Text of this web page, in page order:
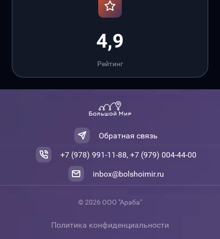
4,9
Рейтинг
Обратная связь
+7 (978) 991-11-88, +7 (979) 004-44-00
inbox@bolshoimir.ru
© 2026 ООО "Араба"
Политика конфиденциальности